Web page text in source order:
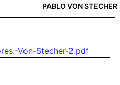
PABLO VON STECHER
Von-Stecher-2.pdf